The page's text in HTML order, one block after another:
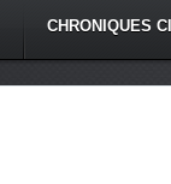
CHRONIQUES